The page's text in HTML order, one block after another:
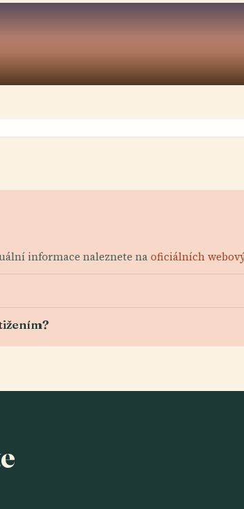
informace naleznete naoficiálních